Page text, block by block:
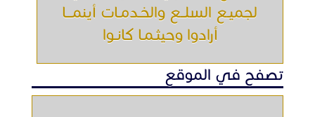
لجميـع السلــع والخـدمـات أينمـــا
أرادوا وحيثـمـا كانـوا
تصفح في الموقع